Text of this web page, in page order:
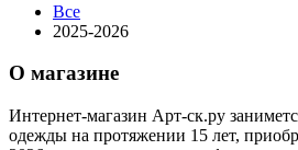
Все
2025-2026
О магазине
Интернет-магазин Арт-ск.ру
одежды на протяжении 15 лет,